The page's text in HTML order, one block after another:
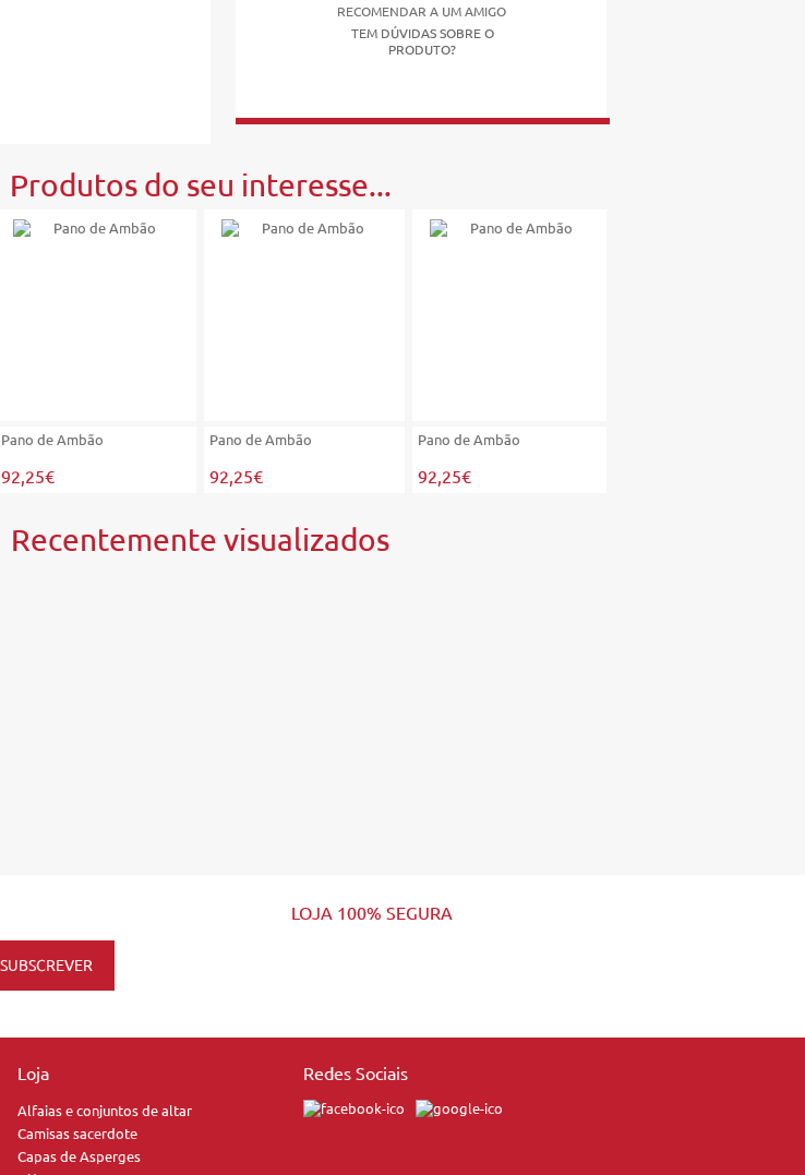
RECOMENDAR A UM AMIGO
TEM DÚVIDAS SOBRE O
PRODUTO?
Produtos do seu interesse...
Pano de Ambão
92,25€
Pano de Ambão
92,25€
Pano de Ambão
92,25€
Recentemente visualizados
LOJA 100% SEGURA
Loja
Alfaias e conjuntos de altar
Camisas sacerdote
Capas de Asperges
Redes Sociais